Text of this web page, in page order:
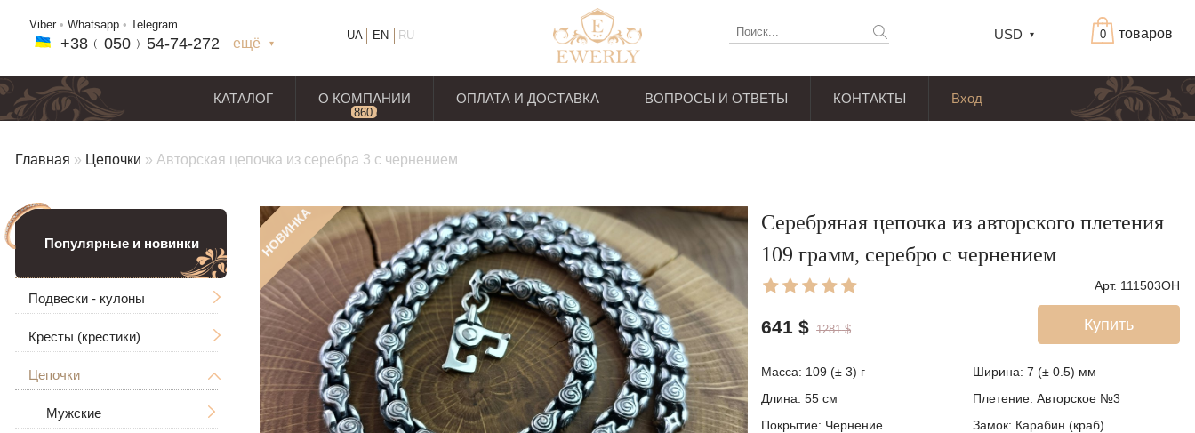
товаров
0
USD
Viber • Whatsapp • Telegram
+38﹙ 050 ﹚54-74-272 ещё
+38(068) 97
RU
UA EN
КАТАЛОГ О КОМПАНИИ
860 отзывов
ОПЛАТА И ДОСТАВКА ВОПРОСЫ И ОТВЕТЫ КОНТАКТЫ Вход
Главная » Цепочки » Авторская цепочка из серебра 3 с чернением
Популярные и новинки
Подвески - кулоны
Мужские
Большие
Ладанки
Дерево Жизни
Кресты (крестики)
Без распятия
С распятием
Цепочки
Мужские
НОВИНКА
Серебряная цепочка из авторского плетения
109 грамм, серебро с чернением
Арт. 111503OH
Купить
641 $ 1281 $
Масса: 109 (± 3) г Ширина:7 (± 0.5) мм
Длина:55 см Плетение:Авторское №3
Покрытие: Чернение Замок: Карабин (краб)